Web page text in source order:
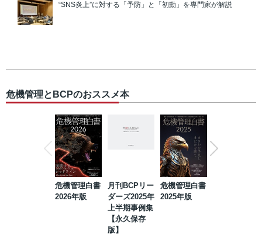
“SNS炎上”に対する「予防」と「初動」を専門家が解説
危機管理とBCPのおススメ本
危機管理白書
2026年版
月刊BCPリー
ダーズ2025年
上半期事例集
【永久保存
版】
危機管理白書
2025年版